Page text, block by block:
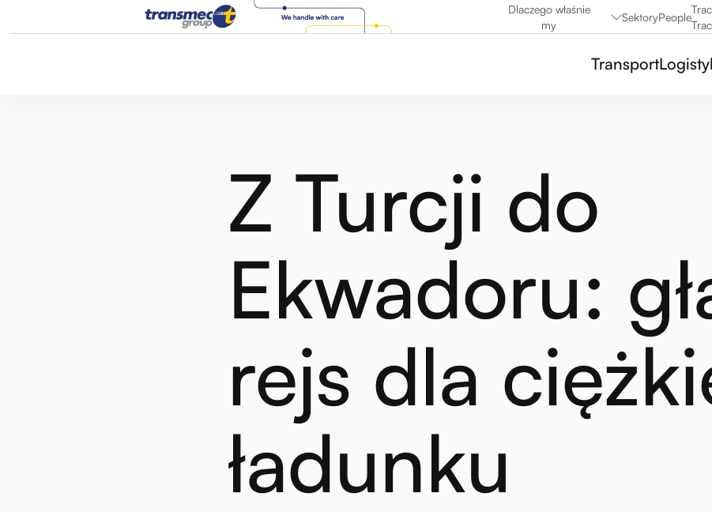
Dlaczego właśnie
my
SektoryPeople
Transport
Z Turcji do
Ekwadoru:
rejs dla
ładunku